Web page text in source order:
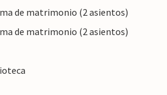
gestionada por un propietario
o un comerciante. Esto
el mismo nivel de
no será diferente a reservar
de matrimonio (2 asientos)
de matrimonio (2 asientos)